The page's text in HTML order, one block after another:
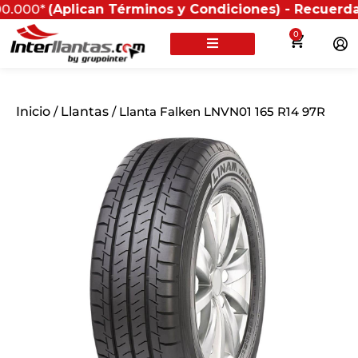
Términos y Condiciones) - Recuerda que
0
Inicio / Llantas / Llanta Falken LNVN01 165 R14 97R